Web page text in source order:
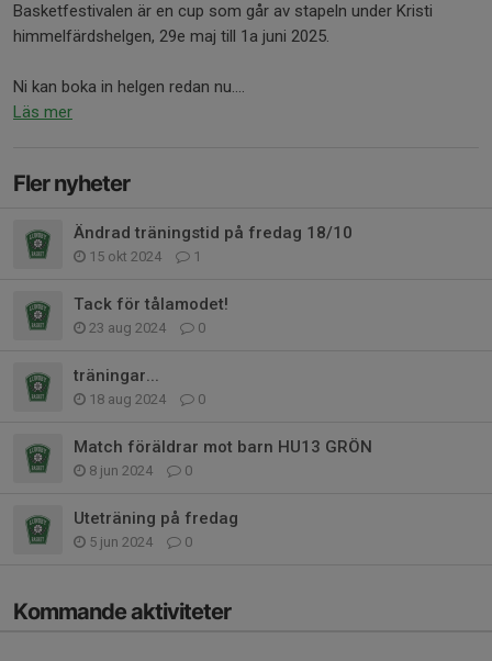
Basketfestivalen är en cup som går av stapeln under Kristi
himmelfärdshelgen, 29e maj till 1a juni 2025.
Ni kan boka in helgen redan nu....
Läs mer
Fler nyheter
Ändrad träningstid på fredag 18/10
15 okt 2024 1
Tack för tålamodet!
23 aug 2024 0
träningar...
18 aug 2024 0
Match föräldrar mot barn HU13 GRÖN
8 jun 2024 0
Uteträning på fredag
5 jun 2024 0
Kommande aktiviteter